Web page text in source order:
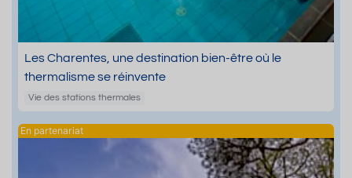
Les Charentes, une destination bien-être où le
thermalisme se réinvente
Vie des stations thermales